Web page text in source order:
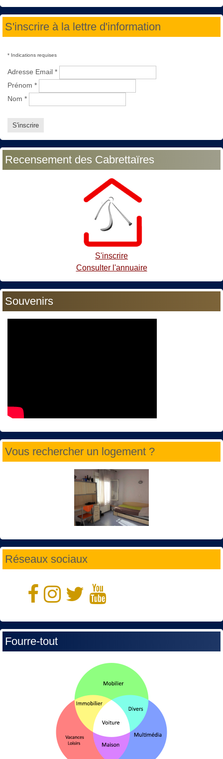
S'inscrire à la lettre d'information
* Indications requises
Adresse Email *
Prénom *
Nom *
Recensement des Cabrettaïres
S'inscrire
Consulter l'annuaire
Souvenirs
Vous rechercher un logement ?
Réseaux sociaux
Fourre-tout